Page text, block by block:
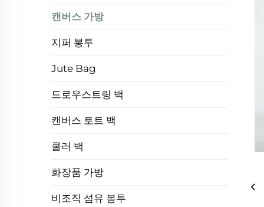
캔버스 가방
지퍼 봉투
Jute Bag
드로우스트링 백
캔버스 토트 백
쿨러 백
화장품 가방
비조직 섬유 봉투